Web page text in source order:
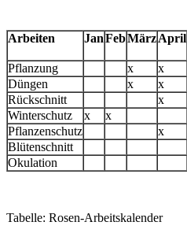
Arbeiten JanFebMärzApril
Pflanzung x x
Düngen
x x
Rückschnitt
x
Winterschutz
x x
Pflanzenschutz
x
Blütenschnitt
Okulation
Tabelle: Rosen-Arbeitskalender